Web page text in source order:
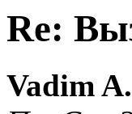
Re:
Vadim